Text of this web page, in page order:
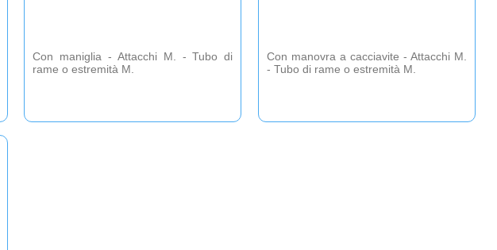
Con maniglia - Attacchi M. - Tubo di
rame o estremità M.
Con manovra a cacciavite - Attacchi M.
- Tubo di rame o estremità M.